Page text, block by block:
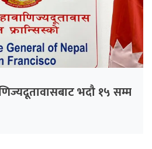
भदौ १५ सम्म